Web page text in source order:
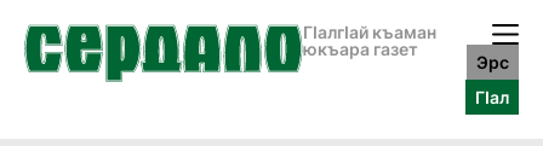
ГӀалгӀай къаман
юкъара газет
Эрс
ГӀал